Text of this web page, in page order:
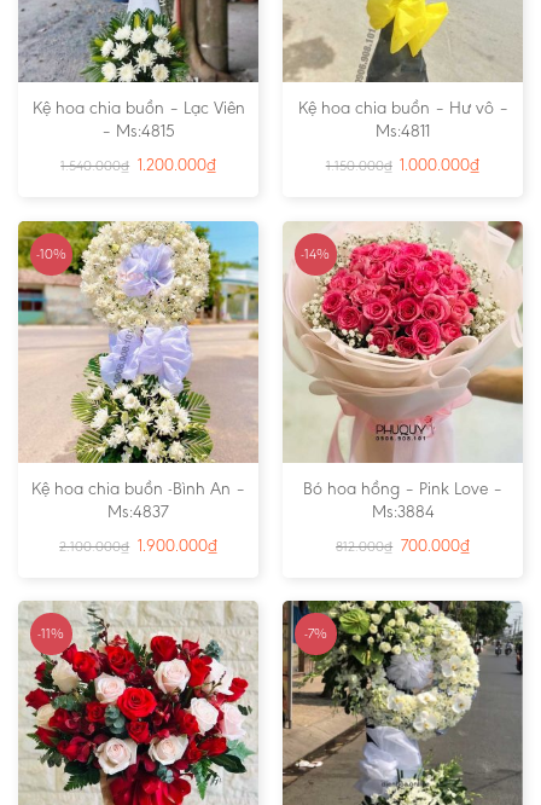
Kệ hoa chia buồn – Lạc Viên
– Ms:4815
1.540.000₫ 1.200.000₫
Kệ hoa chia buồn – Hư vô –
Ms:4811
1.150.000₫ 1.000.000₫
-10%
Kệ hoa chia buồn -Bình An –
Ms:4837
2.100.000₫ 1.900.000₫
-14%
Bó hoa hồng – Pink Love –
Ms:3884
812.000₫ 700.000₫
-11% -7%